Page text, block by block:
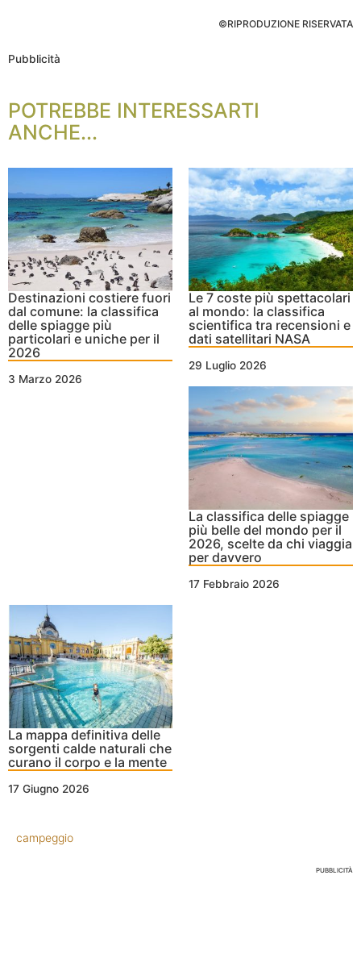
©RIPRODUZIONE RISERVATA
Pubblicità
POTREBBE INTERESSARTI
ANCHE...
Destinazioni costiere fuori
dal comune: la classifica
delle spiagge più
particolari e uniche per il
2026
3 Marzo 2026
Le 7 coste più spettacolari
al mondo: la classifica
scientifica tra recensioni e
dati satellitari NASA
29 Luglio 2026
La classifica delle spiagge
più belle del mondo per il
2026, scelte da chi viaggia
per davvero
17 Febbraio 2026
La mappa definitiva delle
sorgenti calde naturali che
curano il corpo e la mente
17 Giugno 2026
campeggio
PUBBLICITÀ